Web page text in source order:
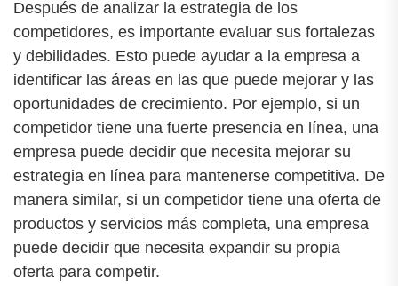
Después de analizar la estrategia de los
competidores, es importante evaluar sus fortalezas
y debilidades. Esto puede ayudar a la empresa a
identificar las áreas en las que puede mejorar y las
oportunidades de crecimiento. Por ejemplo, si un
competidor tiene una fuerte presencia en línea, una
empresa puede decidir que necesita mejorar su
estrategia en línea para mantenerse competitiva. De
manera similar, si un competidor tiene una oferta de
productos y servicios más completa, una empresa
puede decidir que necesita expandir su propia
oferta para competir.